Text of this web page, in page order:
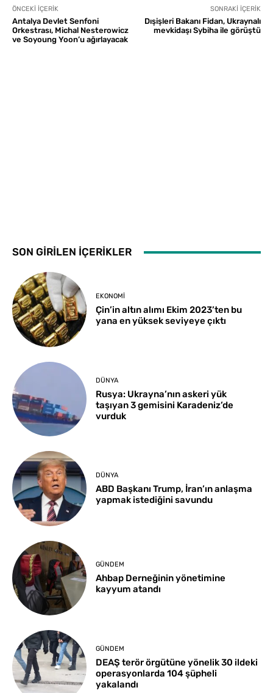
ÖNCEKI İÇERIK
Antalya Devlet Senfoni
Orkestrası, Michal Nesterowicz
ve Soyoung Yoon’u ağırlayacak
SONRAKI İÇERIK
Dışişleri Bakanı Fidan, Ukraynalı
mevkidaşı Sybiha ile görüştü
SON GİRİLEN İÇERİKLER
EKONOMI
Çin’in altın alımı Ekim 2023’ten bu
yana en yüksek seviyeye çıktı
DÜNYA
Rusya: Ukrayna’nın askeri yük
taşıyan 3 gemisini Karadeniz’de
vurduk
DÜNYA
ABD Başkanı Trump, İran’ın anlaşma
yapmak istediğini savundu
GÜNDEM
Ahbap Derneğinin yönetimine
kayyum atandı
GÜNDEM
DEAŞ terör örgütüne yönelik 30 ildeki
operasyonlarda 104 şüpheli
yakalandı